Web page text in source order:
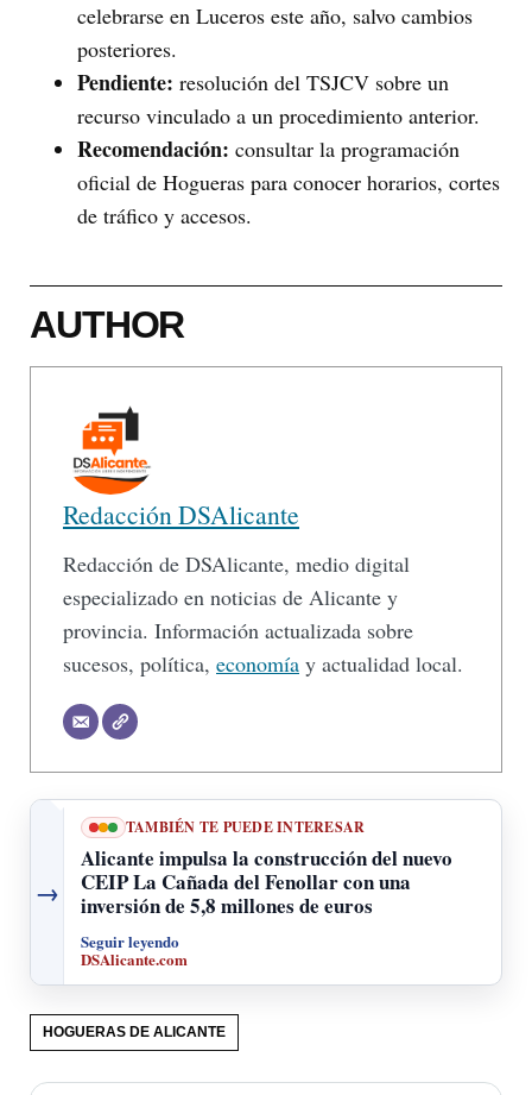
celebrarse en Luceros este año, salvo cambios
posteriores.
Pendiente: resolución del TSJCV sobre un
recurso vinculado a un procedimiento anterior.
Recomendación: consultar la programación
oficial de Hogueras para conocer horarios, cortes
de tráfico y accesos.
AUTHOR
Redacción DSAlicante
Redacción de DSAlicante, medio digital
especializado en noticias de Alicante y
provincia. Información actualizada sobre
sucesos, política, economía y actualidad local.
→
TAMBIÉN TE PUEDE INTERESAR
Alicante impulsa la construcción del nuevo
CEIP La Cañada del Fenollar con una
inversión de 5,8 millones de euros
Seguir leyendo
DSAlicante.com
HOGUERAS DE ALICANTE